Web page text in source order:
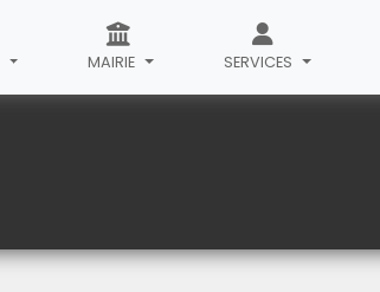
MAIRIE SERVICES